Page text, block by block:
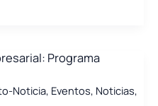
Programa
Noticia, Eventos, Noticias,